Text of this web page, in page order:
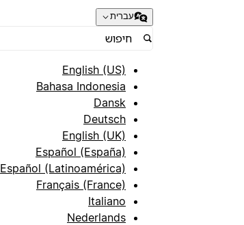
עברית
English (US)
Bahasa Indonesia
Dansk
Deutsch
English (UK)
Español (España)
Español (Latinoamérica)
Français (France)
Italiano
Nederlands